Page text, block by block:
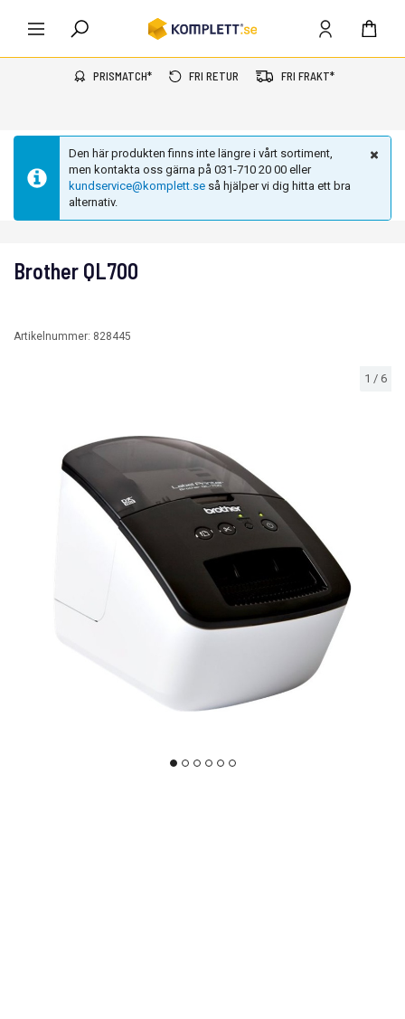
PRISMATCH* FRI RETUR FRI FRAKT*
Den här produkten finns inte längre i vårt sortiment,
men kontakta oss gärna på 031-710 20 00 eller
kundservice@komplett.se så hjälper vi dig hitta ett bra
alternativ.
1 / 6
Brother QL700
Artikelnummer: 828445